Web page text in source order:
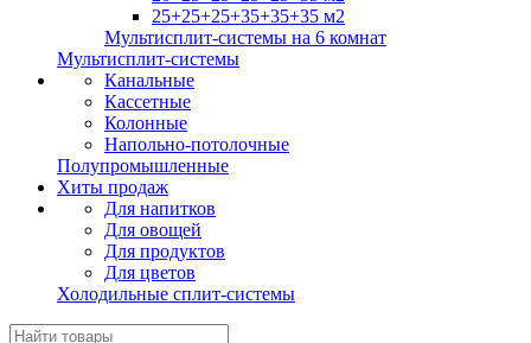
25+25+25+35+35+35 м2
Мультисплит-системы на 6 комнат
Мультисплит-системы
Канальные
Кассетные
Колонные
Напольно-потолочные
Полупромышленные
Хиты продаж
Для напитков
Для овощей
Для продуктов
Для цветов
Холодильные сплит-системы